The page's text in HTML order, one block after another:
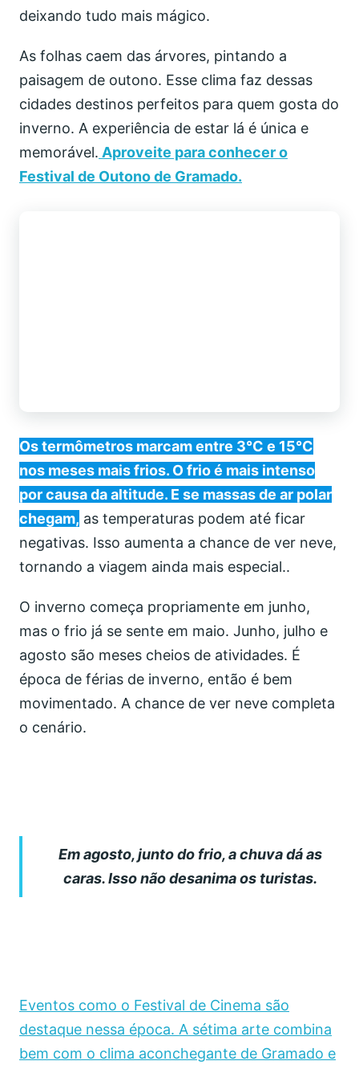
deixando tudo mais mágico.
As folhas caem das árvores, pintando a
paisagem de outono. Esse clima faz dessas
cidades destinos perfeitos para quem gosta do
inverno. A experiência de estar lá é única e
memorável. Aproveite para conhecer o
Festival de Outono de Gramado.
Os termômetros marcam entre 3°C e 15°C
nos meses mais frios. O frio é mais intenso
por causa da altitude. E se massas de ar polar
chegam, as temperaturas podem até ficar
negativas. Isso aumenta a chance de ver neve,
tornando a viagem ainda mais especial..
O inverno começa propriamente em junho,
mas o frio já se sente em maio. Junho, julho e
agosto são meses cheios de atividades. É
época de férias de inverno, então é bem
movimentado. A chance de ver neve completa
o cenário.
Em agosto, junto do frio, a chuva dá as
caras. Isso não desanima os turistas.
Eventos como o Festival de Cinema são
destaque nessa época. A sétima arte combina
bem com o clima aconchegante de Gramado e